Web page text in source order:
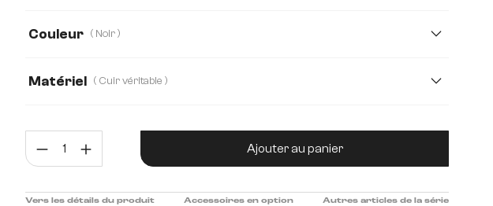
Acier inoxydable brossé
Couleur ( Noir )
Matériel ( Cuir véritable )
Tissu microfibre Webstoff Soft
Quantité de produit : Entrez la quantité
Ajouter au panier
Vers les détails du produit Accessoires en option Autres articles de la série